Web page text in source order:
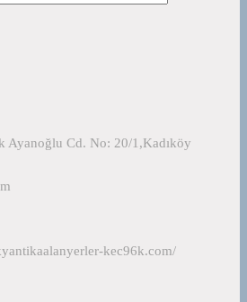
Ayanoğlu Cd. No: 20/1,Kadıköy
kec96k.com/